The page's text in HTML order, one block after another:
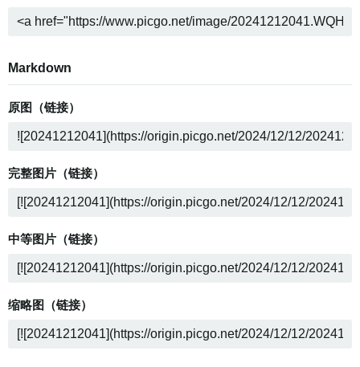
Markdown
原图（链接）
完整图片（链接）
中等图片（链接）
缩略图（链接）